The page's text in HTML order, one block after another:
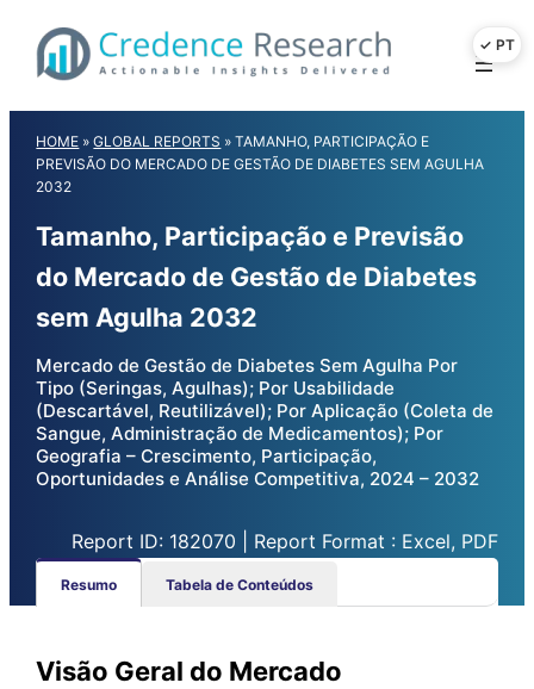
content
HOME »GLOBAL REPORTS »TAMANHO, PARTICIPAÇÃO E
PREVISÃO DO MERCADO DE GESTÃO DE DIABETES SEM AGULHA
2032
Tamanho, Participação e Previsão
do Mercado de Gestão de Diabetes
sem Agulha 2032
Mercado de Gestão de Diabetes Sem Agulha Por
Tipo (Seringas, Agulhas); Por Usabilidade
(Descartável, Reutilizável); Por Aplicação (Coleta de
Sangue, Administração de Medicamentos); Por
Geografia – Crescimento, Participação,
Oportunidades e Análise Competitiva, 2024 – 2032
Report ID: 182070 | Report Format : Excel, PDF
Resumo Tabela de Conteúdos
Visão Geral do Mercado